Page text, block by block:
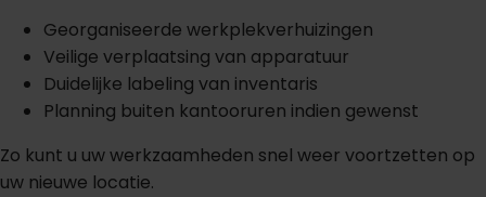
Georganiseerde werkplekverhuizingen
Veilige verplaatsing van apparatuur
Duidelijke labeling van inventaris
Planning buiten kantooruren indien gewenst
Zo kunt u uw werkzaamheden snel weer voortzetten op
uw nieuwe locatie.